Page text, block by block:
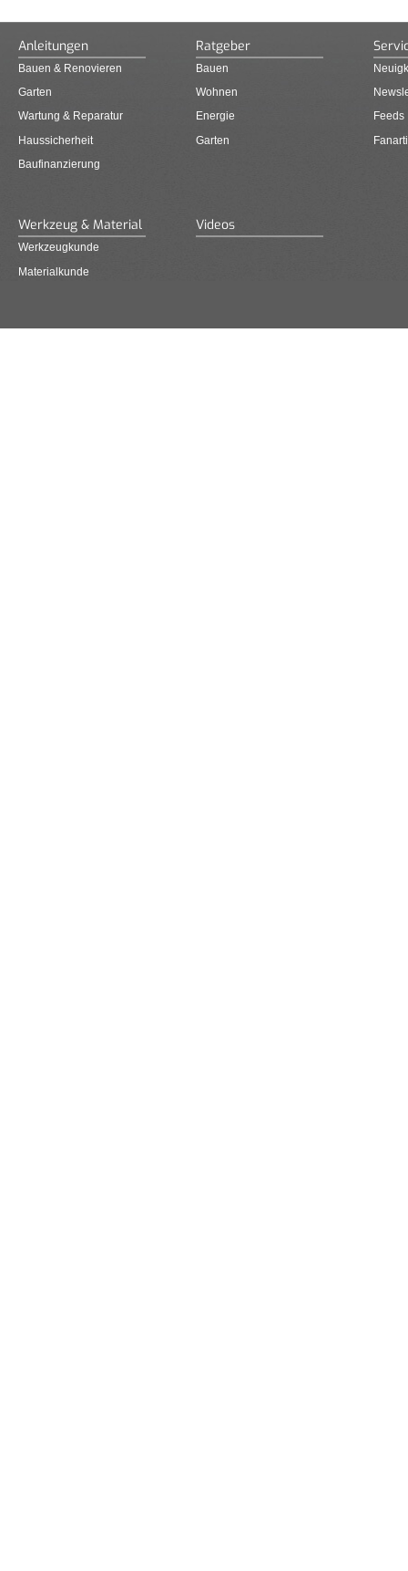
Anleitungen
Bauen & Renovieren
Garten
Wartung & Reparatur
Haussicherheit
Baufinanzierung
Ratgeber
Bauen
Wohnen
Energie
Garten
Feeds
Werkzeug & Material
Werkzeugkunde
Materialkunde
Videos